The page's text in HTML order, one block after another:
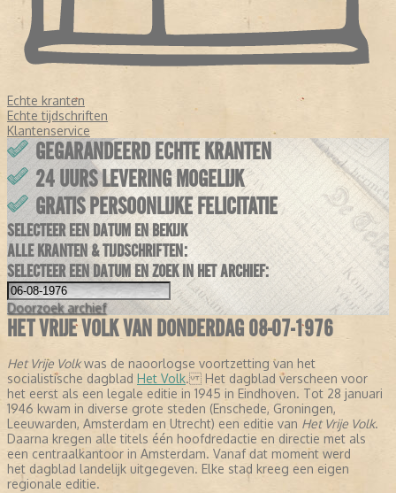
Echte kranten
Echte tijdschriften
Klantenservice
GEGARANDEERD ECHTE KRANTEN
24 UURS LEVERING MOGELIJK
GRATIS PERSOONLIJKE FELICITATIE
SELECTEER EEN DATUM EN BEKIJK
ALLE KRANTEN & TIJDSCHRIFTEN:
SELECTEER EEN DATUM EN ZOEK IN HET ARCHIEF:
Doorzoek archief
HET VRIJE VOLK VAN DONDERDAG 08-07-1976
Het Vrije Volkwas de naoorlogse voortzetting van het
socialistische dagblad Het Volk. Het dagblad verscheen voor
het eerst als een legale editie in 1945 in Eindhoven. Tot 28 januari
1946 kwam in diverse grote steden (Enschede, Groningen,
Leeuwarden, Amsterdam en Utrecht) een editie van Het Vrije Volk.
Daarna kregen alle titels één hoofdredactie en directie met als
een centraalkantoor in Amsterdam. Vanaf dat moment werd
het dagblad landelijk uitgegeven. Elke stad kreeg een eigen
regionale editie.